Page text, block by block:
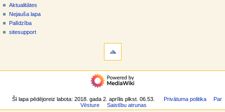
g
ā
c
a
aplūkot
kodu
vēsture
Aktualitātes
Nejauša lapa
Palīdzība
sitesupport
Īpašās
lapas
navigācija
raksti
Šī lapa pēdējoreiz labota: 2018. gada 2. aprīlis plkst. 06.53. Privātuma politika
Par
Vēsture
Saistību atrunas